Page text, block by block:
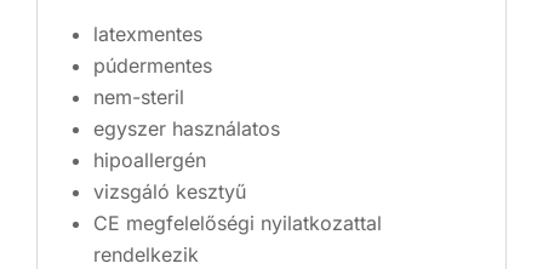
latexmentes
púdermentes
nem-steril
egyszer használatos
hipoallergén
vizsgáló kesztyű
CE megfelelőségi nyilatkozattal
rendelkezik